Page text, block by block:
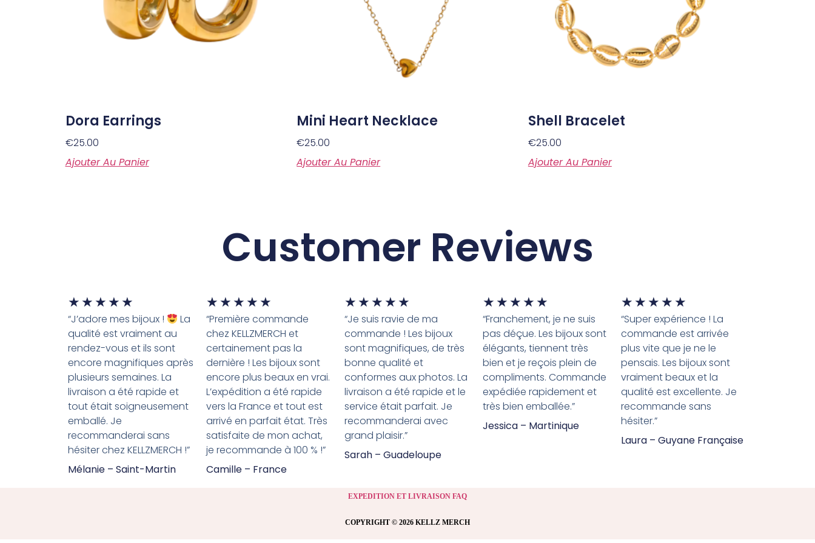
Dora Earrings
€25.00
Ajouter Au Panier
Mini Heart Necklace
€25.00
Ajouter Au Panier
Shell Bracelet
€25.00
Ajouter Au Panier
Customer Reviews
★ ★ ★ ★ ★
“J’adore mes bijoux !
La
qualité est vraiment au
rendez-vous et ils sont
encore magnifiques après
plusieurs semaines. La
livraison a été rapide et
tout était soigneusement
emballé. Je
recommanderai sans
hésiter chez KELLZMERCH !”
Mélanie – Saint-Martin
★ ★ ★ ★ ★
“Première commande
chez KELLZMERCH et
certainement pas la
dernière ! Les bijoux sont
encore plus beaux en vrai.
L’expédition a été rapide
vers la France et tout est
arrivé en parfait état. Très
satisfaite de mon achat,
je recommande à 100 % !”
Camille – France
★ ★ ★ ★ ★
“Je suis ravie de ma
commande ! Les bijoux
sont magnifiques, de très
bonne qualité et
conformes aux photos. La
livraison a été rapide et le
service était parfait. Je
recommanderai avec
grand plaisir.”
Sarah – Guadeloupe
★ ★ ★ ★ ★
“Franchement, je ne suis
pas déçue. Les bijoux sont
élégants, tiennent très
bien et je reçois plein de
compliments. Commande
expédiée rapidement et
très bien emballée.”
Jessica – Martinique
★ ★ ★ ★ ★
“Super expérience ! La
commande est arrivée
plus vite que je ne le
pensais. Les bijoux sont
vraiment beaux et la
qualité est excellente. Je
recommande sans
hésiter.”
Laura – Guyane Française
EXPEDITION ET LIVRAISON FAQ
COPYRIGHT © 2026 KELLZ MERCH